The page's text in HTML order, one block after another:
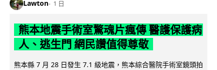
Lawton 1 日
熊本地震手術室驚魂片瘋傳 醫護保護病
人、逃生門 網民讚值得尊敬
熊本縣 7 月 28 日發生 7.1 級地震，熊本綜合醫院手術室鏡頭拍